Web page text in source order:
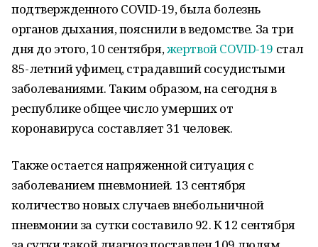
подтвержденного COVID-19, была болезнь
органов дыхания, пояснили в ведомстве. За три
дня до этого, 10 сентября,жертвой COVID-19 стал
85-летний уфимец, страдавший сосудистыми
заболеваниями. Таким образом, на сегодня в
республике общее число умерших от
коронавируса составляет 31 человек.
Также остается напряженной ситуация с
заболеванием пневмонией. 13 сентября
количество новых случаев внебольничной
пневмонии за сутки составило 92. К 12 сентября